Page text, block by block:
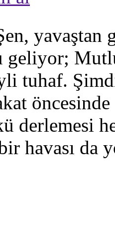
yavaştan
geliyor;
tuhaf.
derlemesi
havası da